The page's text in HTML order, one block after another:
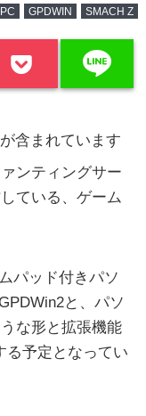
GPDWIN SMACH Z
line
含まれています
ンティングサー
ている、ゲーム
パッド付きパソ
と、パソ
な形と拡張機能
る予定となってい